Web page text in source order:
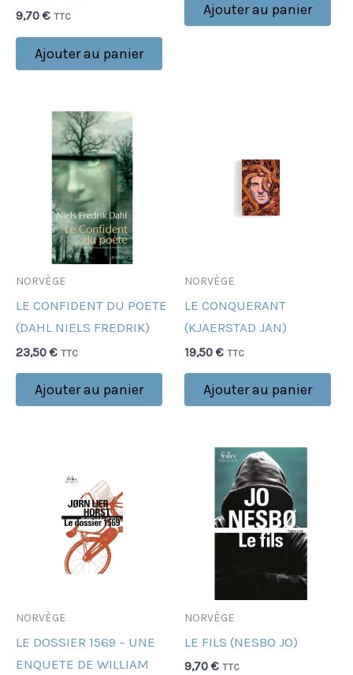
9,70 € TTC
Ajouter au panier
Ajouter au panier
NORVÈGE
LE CONFIDENT DU POETE
(DAHL NIELS FREDRIK)
23,50 € TTC
Ajouter au panier
NORVÈGE
LE CONQUERANT
(KJAERSTAD JAN)
19,50 € TTC
Ajouter au panier
NORVÈGE
LE DOSSIER 1569 – UNE
ENQUETE DE WILLIAM
NORVÈGE
LE FILS (NESBO JO)
9,70 € TTC